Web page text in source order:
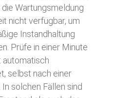
Wartungsmeldung
nicht verfügbar, um
Instandhaltung
Prüfe in einer Minute
automatisch
selbst nach einer
solchen Fällen sind